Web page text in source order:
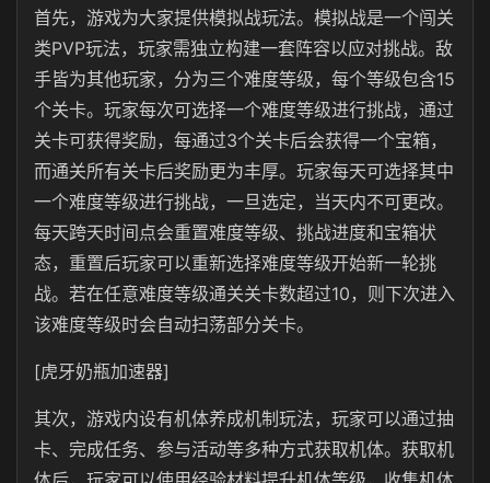
首先，游戏为大家提供模拟战玩法。模拟战是一个闯关
类PVP玩法，玩家需独立构建一套阵容以应对挑战。敌
手皆为其他玩家，分为三个难度等级，每个等级包含15
个关卡。玩家每次可选择一个难度等级进行挑战，通过
关卡可获得奖励，每通过3个关卡后会获得一个宝箱，
而通关所有关卡后奖励更为丰厚。玩家每天可选择其中
一个难度等级进行挑战，一旦选定，当天内不可更改。
每天跨天时间点会重置难度等级、挑战进度和宝箱状
态，重置后玩家可以重新选择难度等级开始新一轮挑
战。若在任意难度等级通关关卡数超过10，则下次进入
该难度等级时会自动扫荡部分关卡。
[虎牙奶瓶加速器]
其次，游戏内设有机体养成机制玩法，玩家可以通过抽
卡、完成任务、参与活动等多种方式获取机体。获取机